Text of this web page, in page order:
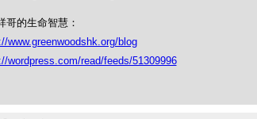
哥的生命智慧：
www.greenwoodshk.org/blog
wordpress.com/read/feeds/51309996